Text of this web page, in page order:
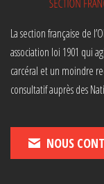
La section française de
association loi 1901 qui
carcéral et un moindre
consultatif auprès des
NOUS